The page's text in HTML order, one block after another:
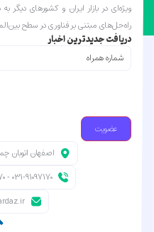
ویژه‌ای در بازار ایران و کشورهای
راه‌حل‌های مبتنی بر فناوری در سطح
دریافت جدیدترین اخبار
شمارههمراه(Required)
اصفهان اتوبان
031-91097170 - 02191097170 - 09138900665